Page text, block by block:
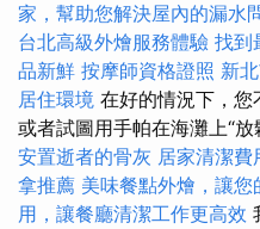
家，幫助您解決屋內的漏水
台北高級外燴服務體驗 找到
品新鮮 按摩師資格證照 新
居住環境 在好的情況下，您
或者試圖用手帕在海灘上“放
安置逝者的骨灰 居家清潔
拿推薦 美味餐點外燴，讓
用，讓餐廳清潔工作更高效